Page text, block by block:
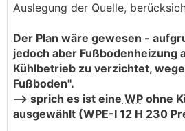
Auslegung der Quelle,
Der Plan wäre gewesen -
jedoch aber Fußbodenheizung
Kühlbetrieb zu verzichtet,
Fußboden".
--> sprich es ist eine WP ohne
ausgewählt (WPE-I 12 H 230